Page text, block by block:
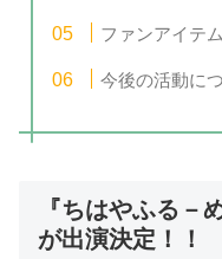
ファンアイテ
今後の活動に
『ちはやふる－
が出演決定！！